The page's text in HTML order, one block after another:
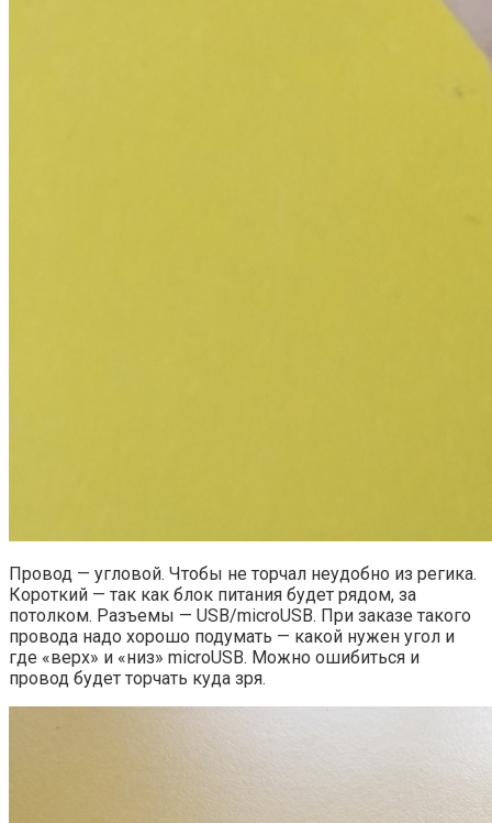
Провод — угловой. Чтобы не торчал неудобно из регика.
Короткий — так как блок питания будет рядом, за
потолком. Разъемы — USB/microUSB. При заказе такого
провода надо хорошо подумать — какой нужен угол и
где «верх» и «низ» microUSB. Можно ошибиться и
провод будет торчать куда зря.